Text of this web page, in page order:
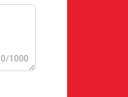
0/1000